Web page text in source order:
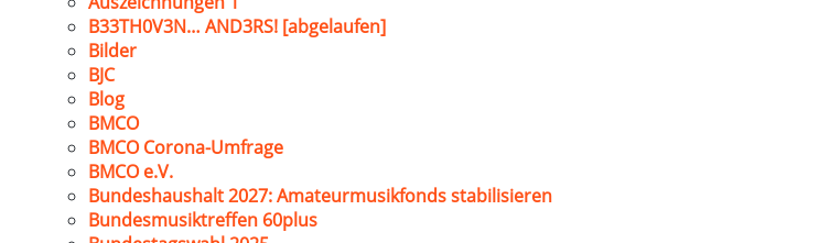
B33TH0V3N… AND3RS! [abgelaufen]
Bilder
BJC
Blog
BMCO
BMCO Corona-Umfrage
BMCO e.V.
Bundeshaushalt 2027: Amateurmusikfonds stabilisieren
Bundesmusiktreffen 60plus